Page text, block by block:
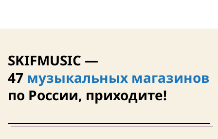
SKIFMUSIC —
47 музыкальных магазинов
по России, приходите!